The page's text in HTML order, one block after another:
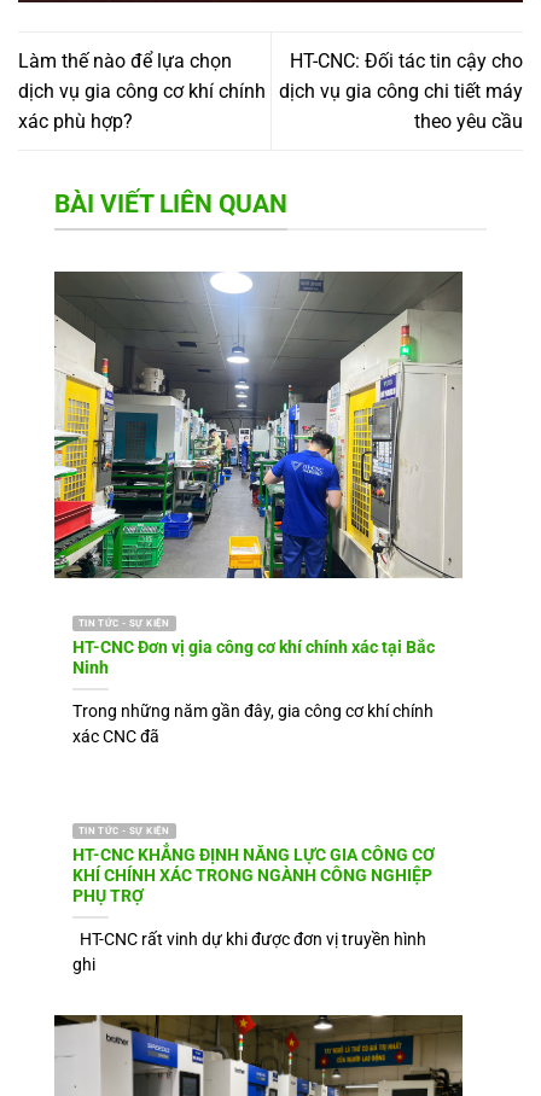
Làm thế nào để lựa chọn
dịch vụ gia công cơ khí chính
xác phù hợp?
HT-CNC: Đối tác tin cậy cho
dịch vụ gia công chi tiết máy
theo yêu cầu
BÀI VIẾT LIÊN QUAN
TIN TỨC - SỰ KIỆN
HT-CNC Đơn vị gia công cơ khí chính xác tại Bắc
Ninh
Trong những năm gần đây, gia công cơ khí chính
xác CNC đã
TIN TỨC - SỰ KIỆN
HT-CNC KHẲNG ĐỊNH NĂNG LỰC GIA CÔNG CƠ
KHÍ CHÍNH XÁC TRONG NGÀNH CÔNG NGHIỆP
PHỤ TRỢ
HT-CNC rất vinh dự khi được đơn vị truyền hình
ghi